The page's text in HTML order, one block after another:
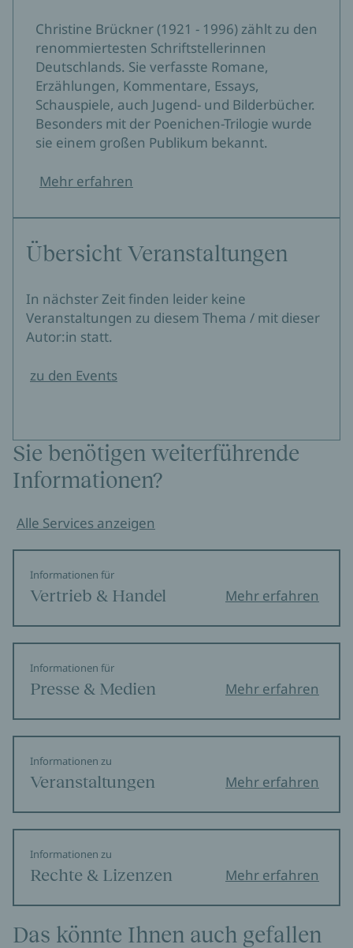
Christine Brückner (1921 - 1996) zählt zu den
renommiertesten Schriftstellerinnen
Deutschlands. Sie verfasste Romane,
Erzählungen, Kommentare, Essays,
Schauspiele, auch Jugend- und Bilderbücher.
Besonders mit der Poenichen-Trilogie wurde
sie einem großen Publikum bekannt.
Mehr erfahren
Übersicht Veranstaltungen
In nächster Zeit finden leider keine
Veranstaltungen zu diesem Thema / mit dieser
Autor:in statt.
zu den Events
Sie benötigen weiterführende
Informationen?
Alle Services anzeigen
Informationen für
Vertrieb & Handel Mehr erfahren
Informationen für
Presse & Medien Mehr erfahren
Informationen zu
Veranstaltungen Mehr erfahren
Informationen zu
Rechte & Lizenzen Mehr erfahren
Das könnte Ihnen auch gefallen